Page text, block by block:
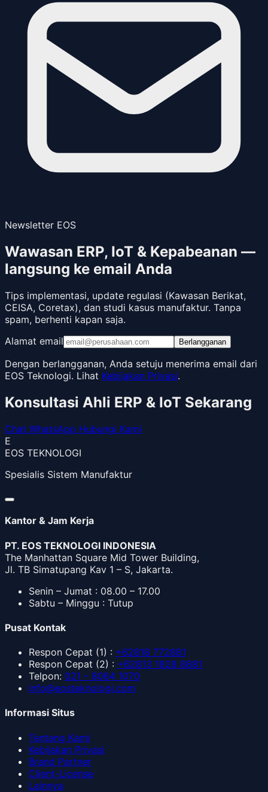
Newsletter EOS
Wawasan ERP, IoT & Kepabeanan —
langsung ke email Anda
Tips implementasi, update regulasi (Kawasan Berikat,
CEISA, Coretax), dan studi kasus manufaktur. Tanpa
spam, berhenti kapan saja.
Alamat email
Berlangganan
Dengan berlangganan, Anda setuju menerima email dari
EOS Teknologi. Lihat Kebijakan Privasi.
Konsultasi Ahli ERP & IoT Sekarang
Chat WhatsApp Hubungi Kami
E
EOS TEKNOLOGI
Spesialis Sistem Manufaktur
Kantor & Jam Kerja
PT. EOS TEKNOLOGI INDONESIA
The Manhattan Square Mid Tower Building,
Jl. TB Simatupang Kav 1 – S, Jakarta.
Senin – Jumat : 08.00 – 17.00
Sabtu – Minggu : Tutup
Pusat Kontak
Respon Cepat (1) : +62818 772881
Respon Cepat (2) : +62813 1828 8881
Telpon: 021 – 8064 1070
info@eosteknologi.com
Informasi Situs
Tentang Kami
Kebijakan Privasi
Brand Partner
Client-License
Lainnya